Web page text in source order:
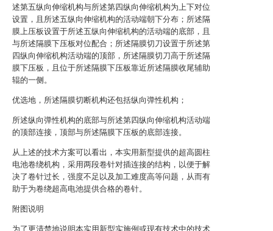
述第五纵向伸缩机构与所述第四纵向伸缩机构为上下对位
设置，且所述五纵向伸缩机构的活动端朝下分布；所述隔
膜上压板设置于所述五纵向伸缩机构的活动端的底部，且
与所述隔膜下压板对位配合；所述隔膜切刀设置于所述第
四纵向伸缩机构活动端的顶部，所述隔膜切刀高于所述隔
膜下压板，且位于所述隔膜下压板靠近所述隔膜收尾辅助
辊的一侧。
优选地，所述隔膜切断机构还包括纵向弹性机构；
所述纵向弹性机构的底部与所述第四纵向伸缩机构活动端
的顶部连接，顶部与所述隔膜下压板的底部连接。
从上述的技术方案可以看出，本实用新型提供的超高圆柱
电池卷绕机构，采用两段卷针对插连接的结构，以便于解
决了卷针过长，强度不足以及加工难度高等问题，从而有
助于为卷绕超高电池提供合格的卷针。
附图说明
为了更清楚地说明本实用新型实施例或现有技术中的技术